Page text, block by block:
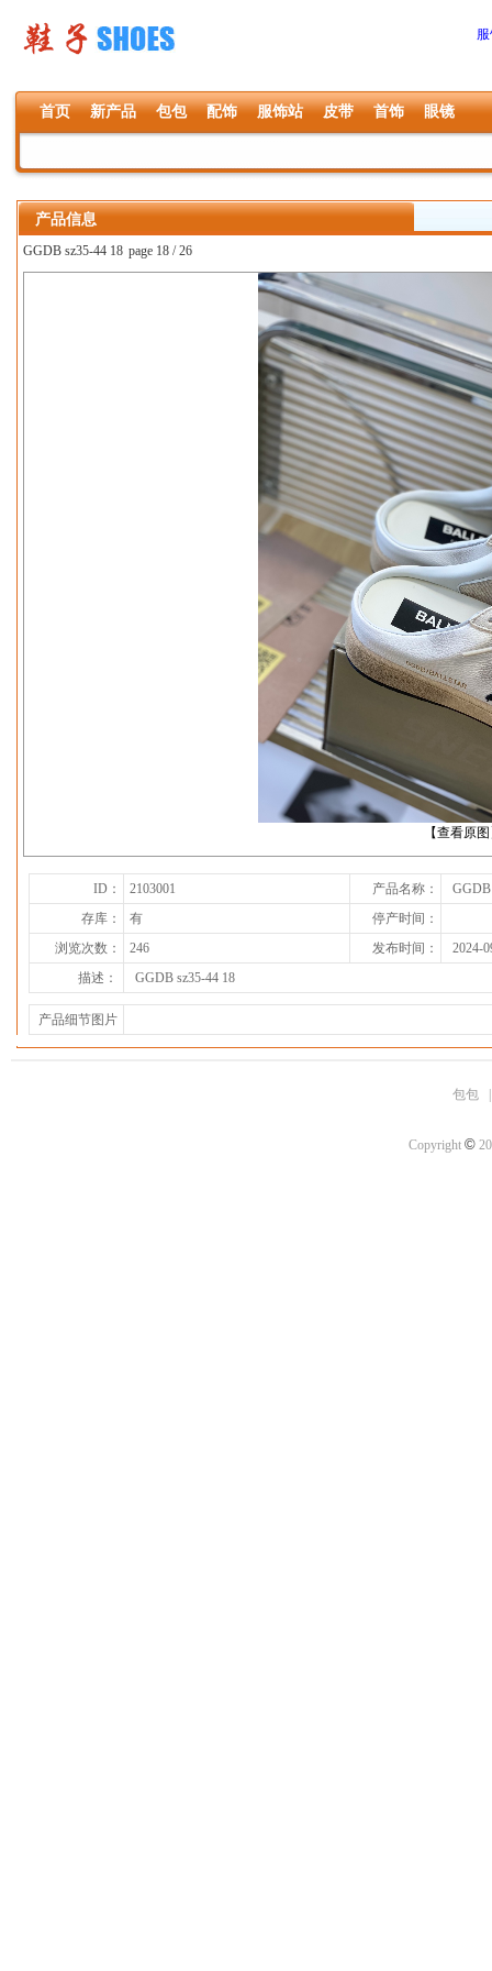
首页 新产品 包包 配饰 服饰站 皮带 首饰 眼镜
产品信息
GGDB sz35-44 18 page 18 / 26
【查看原
下一张
ID： 2103001 产品名称：
GGDB
存库：
有
停产时间：
浏览次数：
246 发布时间：
2024-
描述：
GGDB sz35-44 18
产品细节图片
包包
Copyright ©